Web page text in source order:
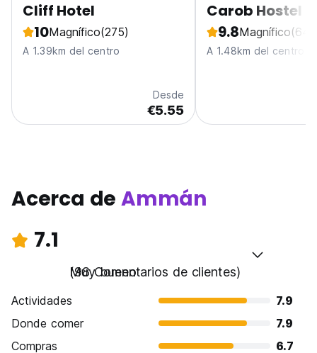
Cliff Hotel
10Magnífico(275)
A 1.39km del centro
Desde
€5.55
Carob Hostel
9.8Magnífico
A 1.48km del centro
Acerca deAmmán
7.1
Muy bueno
(98 Comentarios de clientes)
Actividades
7.9
Donde comer
7.9
Compras
6.7